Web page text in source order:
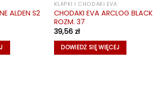
ALDEN S2
KLAPKI I CHODAKI EVA
CHODAKI EVA ARCLOG BLACK
ROZM. 37
39,56 zł
DOWIEDZ SIĘ WIĘCEJ